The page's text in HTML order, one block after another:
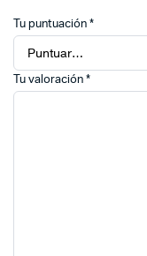
Tu puntuación *
Tu valoración *